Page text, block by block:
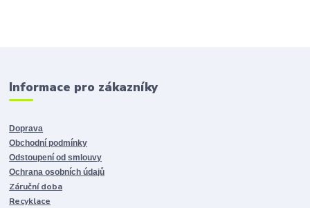
Informace pro zákazníky
Doprava
Obchodní podmínky
Odstoupení od smlouvy
Ochrana osobních údajů
Záruční doba
Recyklace